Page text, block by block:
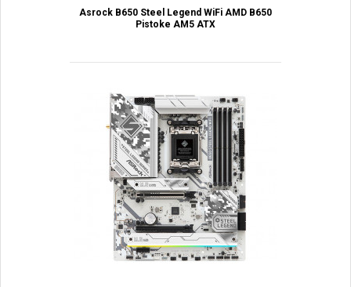
Asrock B650 Steel Legend WiFi AMD B650
Pistoke AM5 ATX